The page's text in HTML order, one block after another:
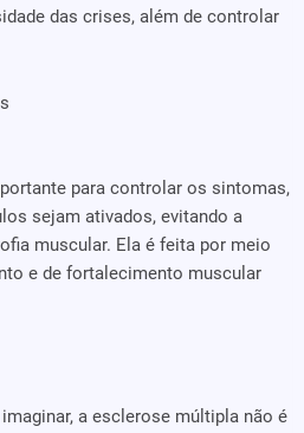
das crises, além de controlar
para controlar os sintomas,
sejam ativados, evitando a
muscular. Ela é feita por meio
e de fortalecimento muscular
a esclerose múltipla não é